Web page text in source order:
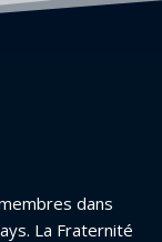
dans
La Fraternité